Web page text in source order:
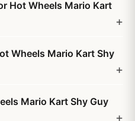
Hot Wheels Mario Kart
Wheels Mario Kart Shy
Mario Kart Shy Guy